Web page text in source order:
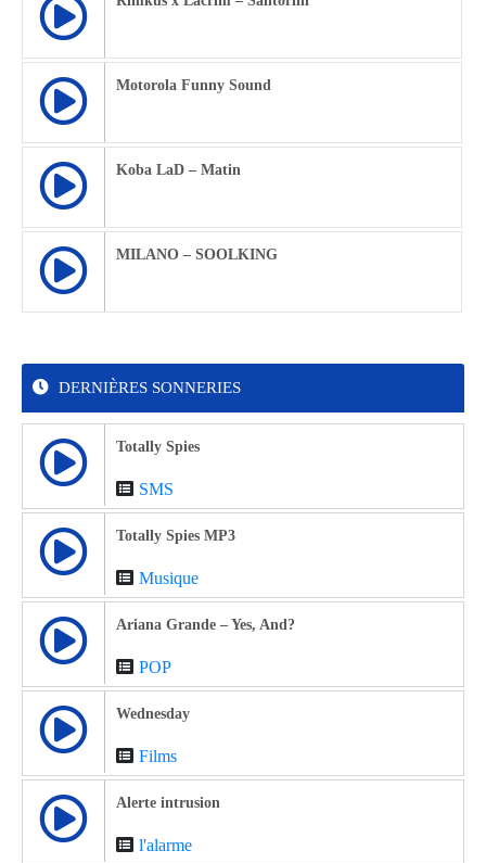
Motorola Funny Sound
Koba LaD – Matin
MILANO – SOOLKING
DERNIÈRES SONNERIES
Totally Spies
SMS
Totally Spies MP3
Musique
Ariana Grande – Yes, And?
POP
Wednesday
Films
Alerte intrusion
l'alarme